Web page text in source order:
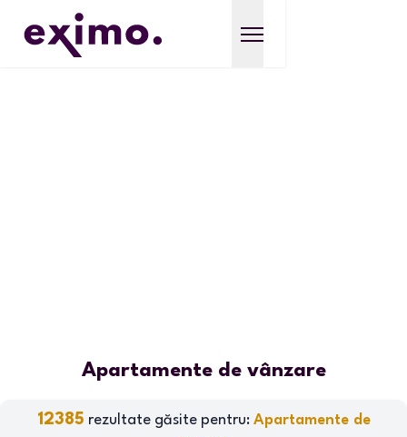
Apartamente de vânzare
12385 rezultate găsite pentru: Apartamente de